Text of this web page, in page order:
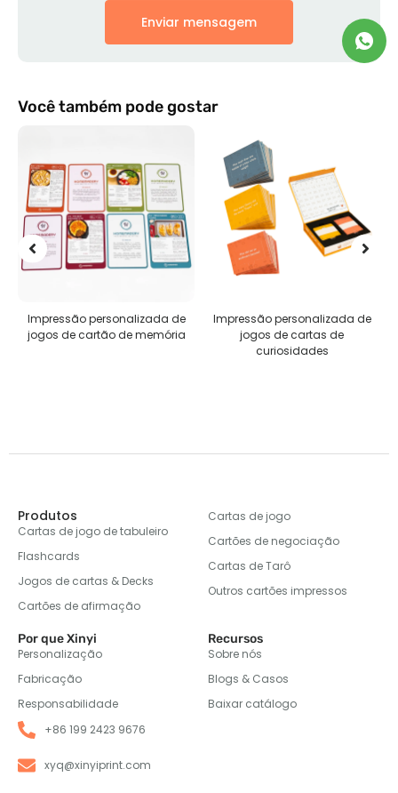
Enviar mensagem
Você também pode gostar
Impressão personalizada de
jogos de cartão de memória
Impressão personalizada de
jogos de cartas de
curiosidades
Produtos
Cartas de jogo de tabuleiro
Flashcards
Jogos de cartas & Decks
Cartões de afirmação
Cartas de jogo
Cartões de negociação
Cartas de Tarô
Outros cartões impressos
Por que Xinyi
Personalização
Fabricação
Responsabilidade
Recursos
Sobre nós
Blogs & Casos
Baixar catálogo
+86 199 2423 9676
xyq@xinyiprint.com